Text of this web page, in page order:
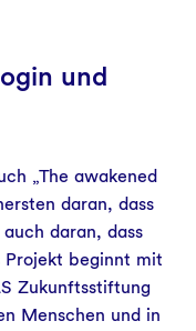
und
„The awakened
daran, dass
daran, dass
Projekt beginnt mit
Zukunftsstiftung
Menschen und in